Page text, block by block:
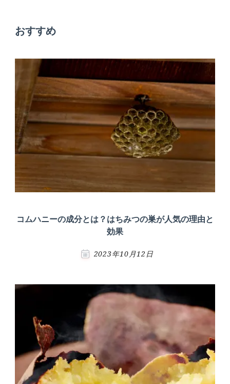
ー
シ
ョ
ン
おすすめ
コムハニーの成分とは？はちみつの巣が人気の理由と
効果
2023年10月12日